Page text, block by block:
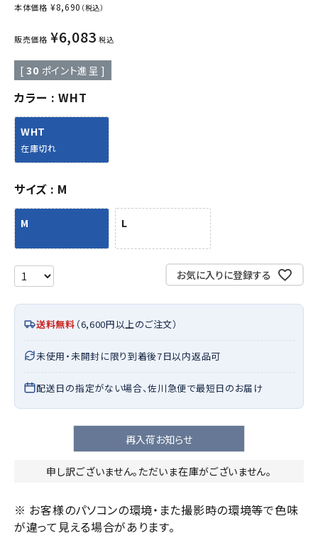
本体価格 ¥8,690 （税込）
販売価格 ¥6,083 税込
[ 30 ポイント進呈 ]
カラー WHT
WHT
在庫切れ
サイズ M
M L
お気に入りに登録する
送料無料 （6,600円以上のご注文）
未使用・未開封に限り到着後7日以内返品可
配送日の指定がない場合、佐川急便で最短日のお届け
再入荷お知らせ
申し訳ございません。ただいま在庫がございません。
※ お客様のパソコンの環境・また撮影時の環境等で色味
が違って見える場合があります。